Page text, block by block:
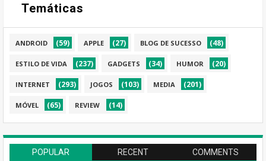
Temáticas
ANDROID (59) APPLE (27) BLOG DE SUCESSO (48)
ESTILO DE VIDA (237) GADGETS (34) HUMOR (20)
INTERNET (293) JOGOS (103) MEDIA (201)
MÓVEL (65) REVIEW (14)
POPULAR RECENT COMMENTS